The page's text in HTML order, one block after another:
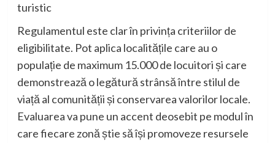
turistic
Regulamentul este clar în privința criteriilor de
eligibilitate. Pot aplica localitățile care au o
populație de maximum 15.000 de locuitori și care
demonstrează o legătură strânsă între stilul de
viață al comunității și conservarea valorilor locale.
Evaluarea va pune un accent deosebit pe modul în
care fiecare zonă știe să își promoveze resursele